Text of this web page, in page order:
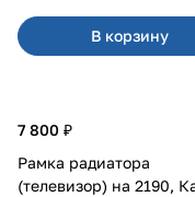
В корзину
7 800 ₽
Рамка радиатора
(телевизор) на 2190, Калина